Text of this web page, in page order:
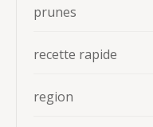
prunes
recette rapide
region